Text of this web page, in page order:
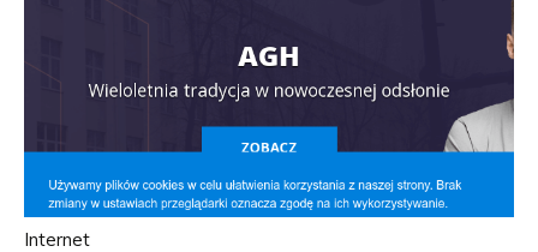
Internet